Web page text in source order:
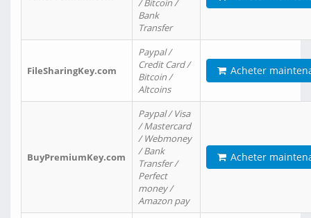
/ Bitcoin /
Bank
Transfer
FileSharingKey.com
Paypal /
Credit Card /
Bitcoin /
Altcoins
Acheter
BuyPremiumKey.com
Paypal / Visa
/ Mastercard
/ Webmoney
/ Bank
Transfer /
Perfect
money /
Amazon pay
Acheter